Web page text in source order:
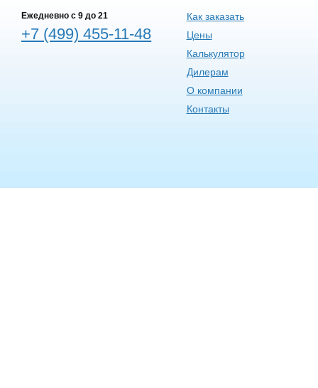
Ежедневно c 9 до 21
+7 (499) 455-11-48
Как заказать
Цены
Калькулятор
Дилерам
О компании
Контакты